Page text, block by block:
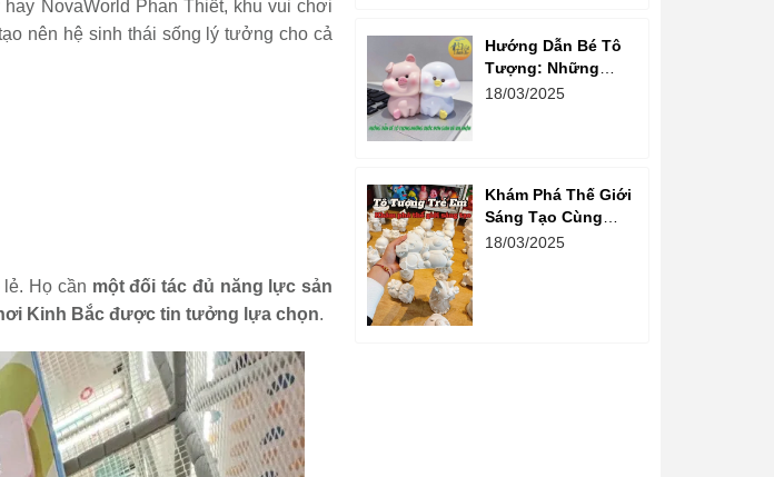
NovaWorld Phan Thiết, khu vui chơi
nên hệ sinh thái sống lý tưởng cho cả
Họ cần một đối tác đủ năng lực sản
Kinh Bắc được tin tưởng lựa chọn.
Hướng Dẫn Bé Tô
Tượng: Những
Bước Đơn Giản Và
18/03/2025
Khám Phá Thế Giới
Sáng Tạo Cùng
Hoạt Động Tô
18/03/2025